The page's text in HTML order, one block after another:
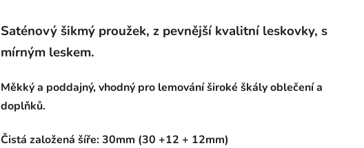
Saténový šikmý proužek, z pevnější kvalitní leskovky, s
mírným leskem.
Měkký a poddajný, vhodný pro lemování široké škály oblečení a
doplňků.
Čistá založená šíře: 30mm (30 +12 + 12mm)